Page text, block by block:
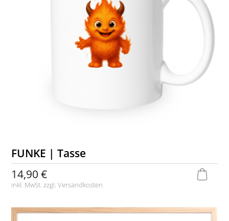
FUNKE | Tasse
14,90 €
inkl. MwSt. zzgl.Versandkosten